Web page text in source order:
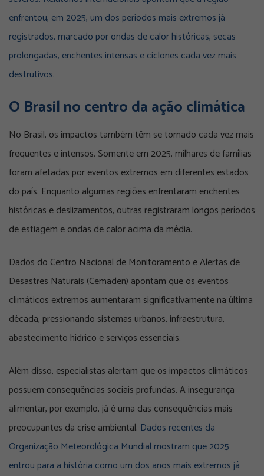
enfrentou, em 2025, um dos períodos mais extremos já
registrados, marcado por ondas de calor históricas, secas
prolongadas, enchentes intensas e ciclones cada vez mais
destrutivos.
O Brasil no centro da ação climática
No Brasil, os impactos também têm se tornado cada vez mais
frequentes e intensos. Somente em 2025, milhares de famílias
foram afetadas por eventos extremos em diferentes estados
do país. Enquanto algumas regiões enfrentaram enchentes
históricas e deslizamentos, outras registraram longos períodos
de estiagem e ondas de calor acima da média.
Dados do Centro Nacional de Monitoramento e Alertas de
Desastres Naturais (Cemaden) apontam que os eventos
climáticos extremos aumentaram significativamente na última
década, pressionando sistemas urbanos, infraestrutura,
abastecimento hídrico e serviços essenciais.
Além disso, especialistas alertam que os impactos climáticos
possuem consequências sociais profundas. A insegurança
alimentar, por exemplo, já é uma das consequências mais
preocupantes da crise ambiental. Dados recentes da
Organização Meteorológica Mundial mostram que 2025
entrou para a história como um dos anos mais extremos já